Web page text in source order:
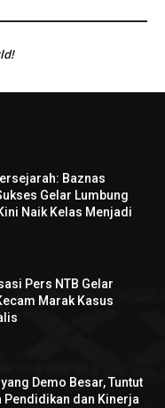
Baznas
Gelar Lumbung
Naik Kelas Menjadi
Pers NTB Gelar
Marak Kasus
Demo Besar, Tuntut
Pendidikan dan Kinerja